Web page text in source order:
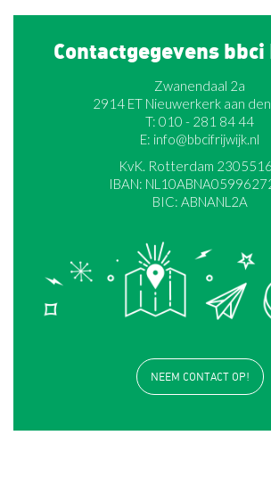
Contactgegevens
Zwanendaal 2a
2914 ET Nieuwerkerk aan
T: 010 - 281 84 44
E: info@bbcifrijwijk.nl
KvK. Rotterdam
IBAN:
BIC: ABNANL2A
NEEM CONTACT OP!